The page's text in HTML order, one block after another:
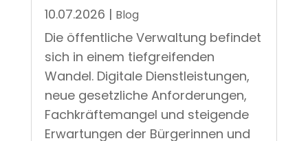
10.07.2026 | Blog
Die öffentliche Verwaltung befindet
sich in einem tiefgreifenden
Wandel. Digitale Dienstleistungen,
neue gesetzliche Anforderungen,
Fachkräftemangel und steigende
Erwartungen der Bürgerinnen und